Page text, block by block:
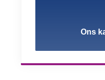
Ons